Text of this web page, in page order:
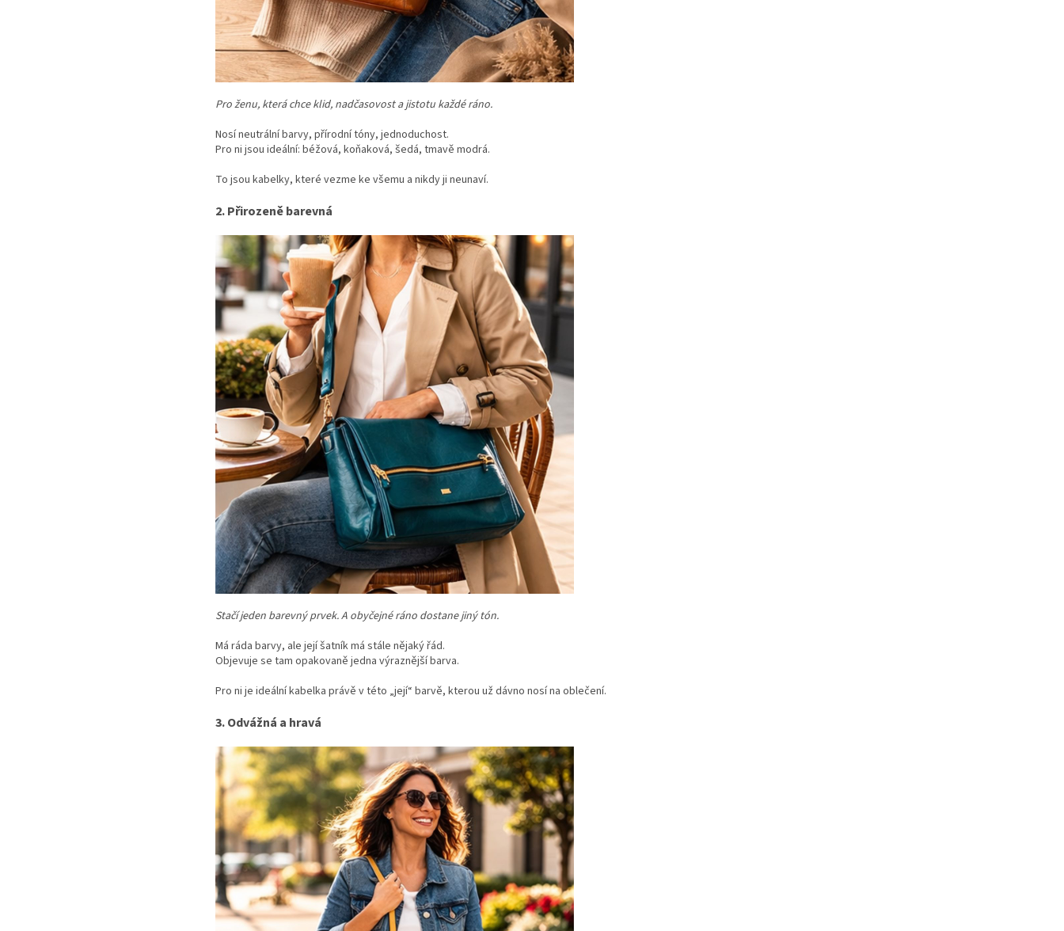
Pro ženu, která chce klid, nadčasovost a jistotu každé ráno.
Nosí neutrální barvy, přírodní tóny, jednoduchost.
Pro ni jsou ideální: béžová, koňaková, šedá, tmavě modrá.
To jsou kabelky, které vezme ke všemu a nikdy ji neunaví.
2. Přirozeně barevná
Stačí jeden barevný prvek. A obyčejné ráno dostane jiný tón.
Má ráda barvy, ale její šatník má stále nějaký řád.
Objevuje se tam opakovaně jedna výraznější barva.
Pro ni je ideální kabelka právě v této „její“ barvě, kterou už dávno nosí na oblečení.
3. Odvážná a hravá